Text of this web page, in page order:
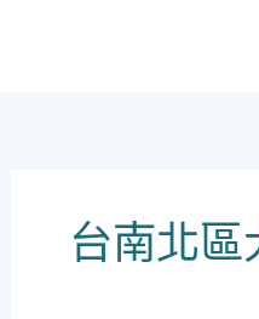
台南北區